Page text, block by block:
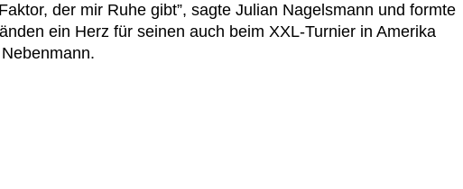
der mir Ruhe gibt”, sagte Julian Nagelsmann und formte
ein Herz für seinen auch beim XXL-Turnier in Amerika